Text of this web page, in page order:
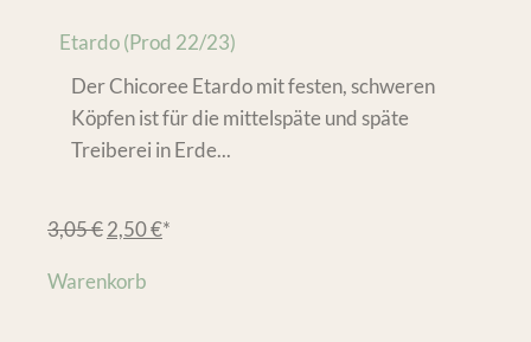
Etardo (Prod 22/23)
Der Chicoree Etardo mit festen, schweren
Köpfen ist für die mittelspäte und späte
Treiberei in Erde...
3,05€2,50€*
Warenkorb